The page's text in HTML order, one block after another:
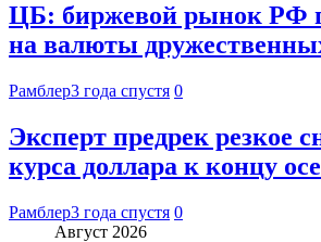
ЦБ: биржевой рынок РФ
на валюты
Рамблер3 года спустя 0
Эксперт предрек резкое
курса доллара к концу
Рамблер3 года спустя 0
Август 2026